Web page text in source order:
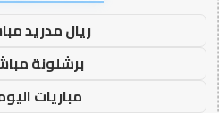
ريال مدريد
برشلونة
مباريات